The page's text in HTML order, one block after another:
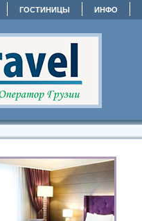
ГОСТИНИЦЫ ИНФО